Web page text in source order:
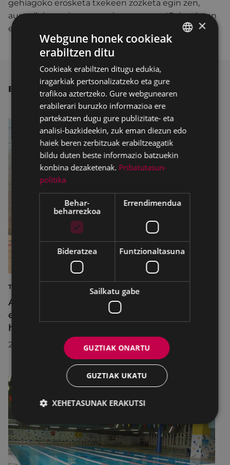
gehiagoko erosketa txekeen zozketa egin zen,
aurretik kanpainan parte hartu zuten 43 dendetan
erosketak egin zituzten bezeroen artean.
BESTE ALBISTE BATZUK
TURISMOA
Azahara Dominguez diputatuak Eibarko
eraldaketa turistikoa nabarmendu du
herrira egin duen bisitan
2026/07/30
×
Webgune honek cookieak
erabiltzen ditu
Cookieak erabiltzen ditugu edukia,
iragarkiak pertsonalizatzeko eta gure
trafikoa aztertzeko. Gure webgunearen
erabilerari buruzko informazioa ere
partekatzen dugu gure publizitate- eta
analisi-bazkideekin, zuk eman diezun edo
haiek beren zerbitzuak erabiltzeagatik
bildu duten beste informazio batzuekin
konbina dezaketenak. Pribatutasun-
politika
Behar-
beharrezkoa
Errendimendua
Bideratzea Funtzionaltasuna
Sailkatu gabe
GUZTIAK ONARTU
GUZTIAK UKATU
XEHETASUNAK ERAKUTSI